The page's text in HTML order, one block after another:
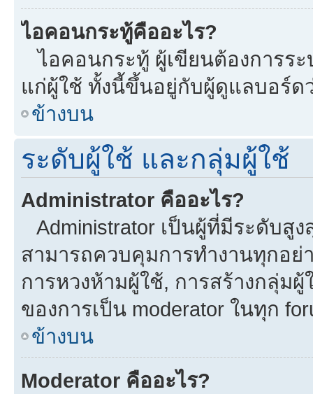
ไอคอนกระทู้คืออะไร?
ไอคอนกระทู้ ผู้เขียนต้องการร
แก่ผู้ใช้ ทั้งนี้ขึ้นอยู่กับผู้ดูแลบอร์ด
ข้างบน
ระดับผู้ใช้ และกลุ่มผู้ใช้
Administrator คืออะไร?
Administrator เป็นผู้ที่มีระดับสู
สามารถควบคุมการทำงานทุกอย่
การหวงห้ามผู้ใช้, การสร้างกลุ่ม
ของการเป็น moderator ในทุก
ข้างบน
Moderator คืออะไร?